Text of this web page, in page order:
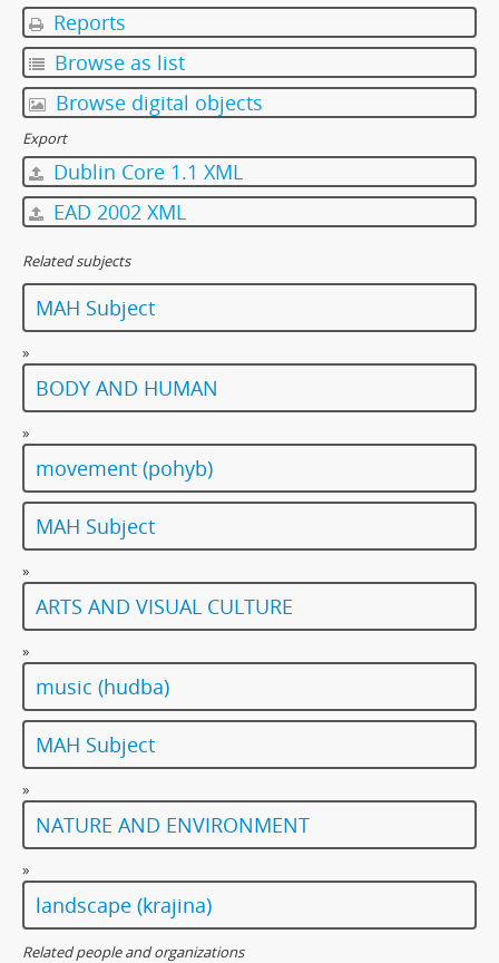
Reports
Browse as list
Browse digital objects
Export
Dublin Core 1.1 XML
EAD 2002 XML
Related subjects
MAH Subject
»
BODY AND HUMAN
»
movement (pohyb)
MAH Subject
»
ARTS AND VISUAL CULTURE
»
music (hudba)
MAH Subject
»
NATURE AND ENVIRONMENT
»
landscape (krajina)
Related people and organizations